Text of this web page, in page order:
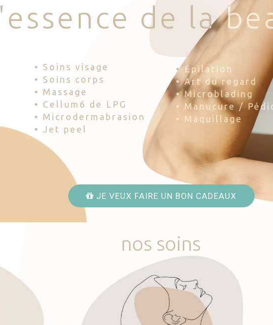
'esse nce d e la be
• Soins visage
• Soins corps
• Massage
• Cellum6 de LPG
• Microdermabrasion
• Jet peel
• Épilation
• Art du regard
• Microblading
• Manucure /
• Maquillage
JE VEUX FAIRE UN BON CADEAUX
nos soins